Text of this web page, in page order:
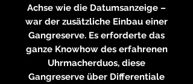
Achse wie die Datumsanzeige –
war der zusätzliche Einbau einer
Gangreserve. Es erforderte das
ganze Knowhow des erfahrenen
Uhrmacherduos, diese
Gangreserve über Differentiale